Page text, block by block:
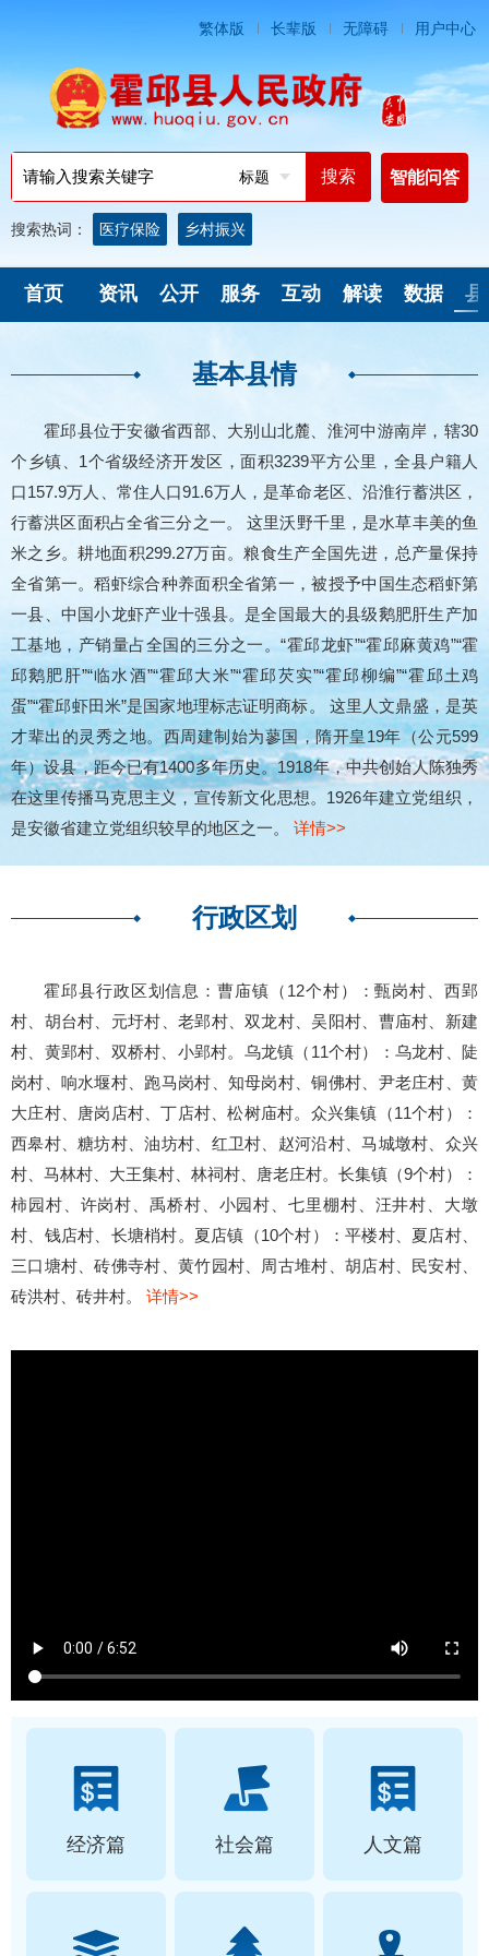
繁体版 长辈版 无障碍 用户中心
标题 智能问答
搜索热词： 医疗保险 乡村振兴
首页 资讯 公开 服务 互动 解读 数据 县
基本县情
霍邱县位于安徽省西部、大别山北麓、淮河中游南岸，辖30
个乡镇、1个省级经济开发区，面积3239平方公里，全县户籍人
口157.9万人、常住人口91.6万人，是革命老区、沿淮行蓄洪区，
行蓄洪区面积占全省三分之一。 这里沃野千里，是水草丰美的鱼
米之乡。耕地面积299.27万亩。粮食生产全国先进，总产量保持
全省第一。稻虾综合种养面积全省第一，被授予中国生态稻虾第
一县、中国小龙虾产业十强县。是全国最大的县级鹅肥肝生产加
工基地，产销量占全国的三分之一。“霍邱龙虾”“霍邱麻黄鸡”“霍
邱鹅肥肝”“临水酒”“霍邱大米”“霍邱芡实”“霍邱柳编”“霍邱土鸡
蛋”“霍邱虾田米”是国家地理标志证明商标。 这里人文鼎盛，是英
才辈出的灵秀之地。西周建制始为蓼国，隋开皇19年（公元599
年）设县，距今已有1400多年历史。1918年，中共创始人陈独秀
在这里传播马克思主义，宣传新文化思想。1926年建立党组织，
是安徽省建立党组织较早的地区之一。 详情>>
行政区划
霍邱县行政区划信息：曹庙镇（12个村）：甄岗村、西郢
村、胡台村、元圩村、老郢村、双龙村、吴阳村、曹庙村、新建
村、黄郢村、双桥村、小郢村。乌龙镇（11个村）：乌龙村、陡
岗村、响水堰村、跑马岗村、知母岗村、铜佛村、尹老庄村、黄
大庄村、唐岗店村、丁店村、松树庙村。众兴集镇（11个村）：
西皋村、糖坊村、油坊村、红卫村、赵河沿村、马城墩村、众兴
村、马林村、大王集村、林祠村、唐老庄村。长集镇（9个村）：
柿园村、许岗村、禹桥村、小园村、七里棚村、汪井村、大墩
村、钱店村、长塘梢村。夏店镇（10个村）：平楼村、夏店村、
三口塘村、砖佛寺村、黄竹园村、周古堆村、胡店村、民安村、
砖洪村、砖井村。 详情>>
经济篇 社会篇 人文篇